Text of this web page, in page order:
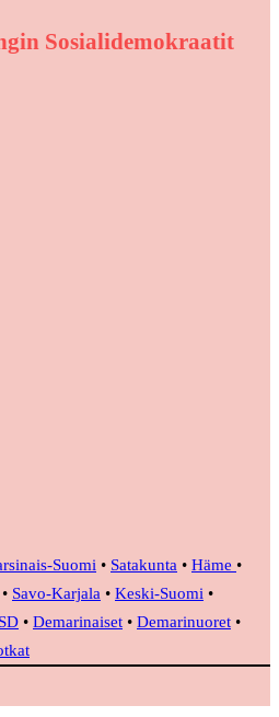
Sosialidemokraatit
Suomi • Satakunta • Häme •
• Savo-Karjala • Keski-Suomi •
• Demarinaiset • Demarinuoret •